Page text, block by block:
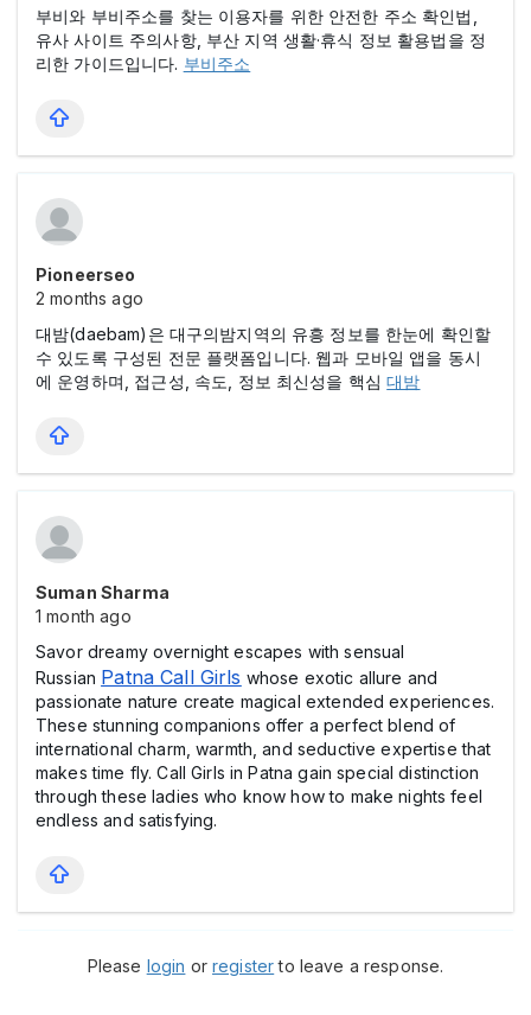
부비와 부비주소를 찾는 이용자를 위한 안전한 주소 확인법,
유사 사이트 주의사항, 부산 지역 생활·휴식 정보 활용법을 정
리한 가이드입니다. 부비주소
Pioneerseo
2 months ago
대밤(daebam)은 대구의밤지역의 유흥 정보를 한눈에 확인할
수 있도록 구성된 전문 플랫폼입니다. 웹과 모바일 앱을 동시
에 운영하며, 접근성, 속도, 정보 최신성을 핵심대밤
Suman Sharma
1 month ago
Savor dreamy overnight escapes with sensual
Russian Patna Call Girls whose exotic allure and
passionate nature create magical extended experiences.
These stunning companions offer a perfect blend of
international charm, warmth, and seductive expertise that
makes time fly. Call Girls in Patna gain special distinction
through these ladies who know how to make nights feel
endless and satisfying.
Please login orregisterto leave a response.